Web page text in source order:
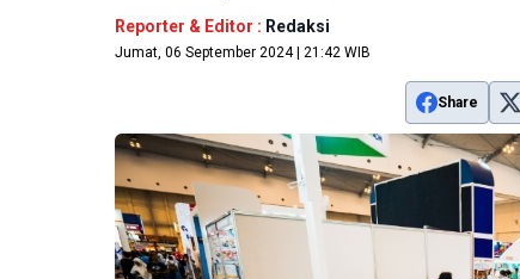
Reporter & Editor : Redaksi
Jumat, 06 September 2024 | 21:42 WIB
Share